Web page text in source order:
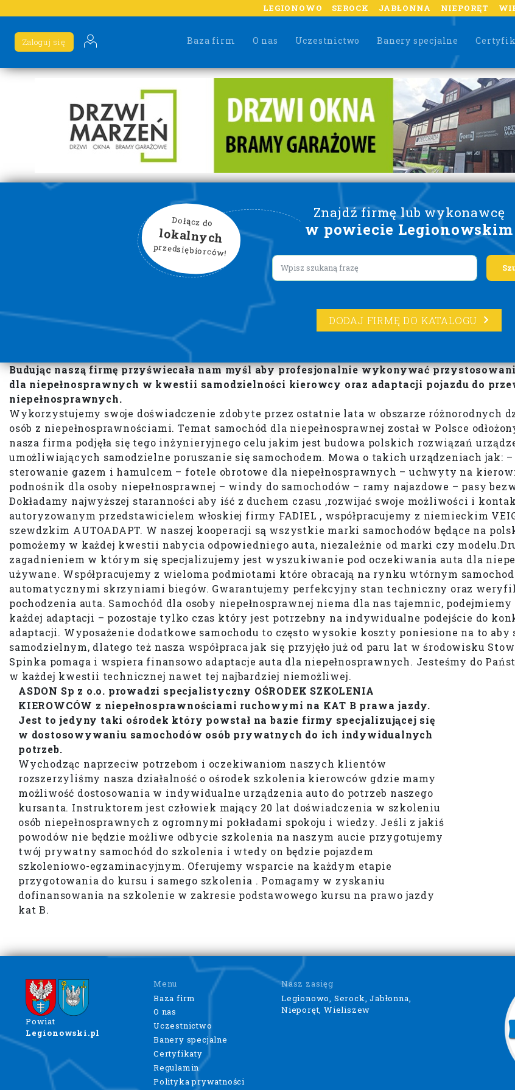
LEGIONOWO SEROCK JABŁONNA NIEPORĘT
Baza firm O nas Uczestnictwo Banery specjalne
Zaloguj się
Znajdź firmę lub wykonawcę
w powiecie Legionowskim
Dołącz do
lokalnych
przedsiębiorców!
Lorem ipsum
DODAJ FIRMĘ DO KATALOGU
Budując naszą firmę przyświecała nam myśl aby profesjonalnie wykonywać
dla niepełnosprawnych w kwestii samodzielności kierowcy oraz adaptacji pojazdu do
niepełnosprawnych.
Wykorzystujemy swoje doświadczenie zdobyte przez ostatnie lata w obszarze różnorodnych
osób z niepełnosprawnościami. Temat samochód dla niepełnosprawnej został w Polsce
nasza firma podjęła się tego inżynieryjnego celu jakim jest budowa polskich rozwiązań
umożliwiających samodzielne poruszanie się samochodem. Mowa o takich urządzeniach jak: –
sterowanie gazem i hamulcem – fotele obrotowe dla niepełnosprawnych – uchwyty na
podnośnik dla osoby niepełnosprawnej – windy do samochodów – ramy najazdowe – pasy
Dokładamy najwyższej staranności aby iść z duchem czasu ,rozwijać swoje możliwości i
autoryzowanym przedstawicielem włoskiej firmy FADIEL , współpracujemy z niemieckim
szewdzkim AUTOADAPT. W naszej kooperacji są wszystkie marki samochodów będące na
pomożemy w każdej kwestii nabycia odpowiedniego auta, niezależnie od marki czy
zagadnieniem w którym się specjalizujemy jest wyszukiwanie pod oczekiwania auta dla
używane. Współpracujemy z wieloma podmiotami które obracają na rynku wtórnym
automatycznymi skrzyniami biegów. Gwarantujemy perfekcyjny stan techniczny oraz
pochodzenia auta. Samochód dla osoby niepełnosprawnej niema dla nas tajemnic,
każdej adaptacji – pozostaje tylko czas który jest potrzebny na indywidualne podejście do
adaptacji. Wyposażenie dodatkowe samochodu to często wysokie koszty poniesione na to aby
samodzielnym, dlatego też nasza współpraca jak się przyjęło już od paru lat w środowisku
Spinka pomaga i wspiera finansowo adaptacje auta dla niepełnosprawnych. Jesteśmy do
w każdej kwestii technicznej nawet tej najbardziej niemożliwej.
ASDON Sp z o.o. prowadzi specjalistyczny OŚRODEK SZKOLENIA
KIEROWCÓW z niepełnosprawnościami ruchowymi na KAT B prawa jazdy.
Jest to jedyny taki ośrodek który powstał na bazie firmy specjalizującej się
w dostosowywaniu samochodów osób prywatnych do ich indywidualnych
potrzeb.
Wychodząc naprzeciw potrzebom i oczekiwaniom naszych klientów
rozszerzyliśmy nasza działalność o ośrodek szkolenia kierowców gdzie mamy
możliwość dostosowania w indywidualne urządzenia auto do potrzeb naszego
kursanta. Instruktorem jest człowiek mający 20 lat doświadczenia w szkoleniu
osób niepełnosprawnych z ogromnymi pokładami spokoju i wiedzy. Jeśli z jakiś
powodów nie będzie możliwe odbycie szkolenia na naszym aucie przygotujemy
twój prywatny samochód do szkolenia i wtedy on będzie pojazdem
szkoleniowo-egzaminacyjnym. Oferujemy wsparcie na każdym etapie
przygotowania do kursu i samego szkolenia . Pomagamy w zyskaniu
dofinansowania na szkolenie w zakresie podstawowego kursu na prawo jazdy
kat B.
Powiat
Legionowski.pl
Menu
Baza firm
O nas
Uczestnictwo
Banery specjalne
Certyfikaty
Regulamin
Polityka prywatności
Nasz zasięg
Legionowo, Serock, Jabłonna,
Nieporęt, Wieliszew